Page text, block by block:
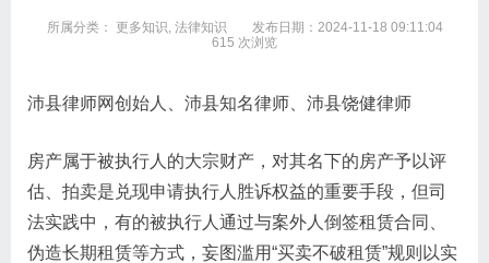
所属分类： 更多知识, 法律知识
发布日期：2024-11-18 09:11:04
615 次浏览
沛县律师网创始人、沛县知名律师、沛县饶健律师
房产属于被执行人的大宗财产，对其名下的房产予以评
估、拍卖是兑现申请执行人胜诉权益的重要手段，但司
法实践中，有的被执行人通过与案外人倒签租赁合同、
伪造长期租赁等方式，妄图滥用“买卖不破租赁”规则以实